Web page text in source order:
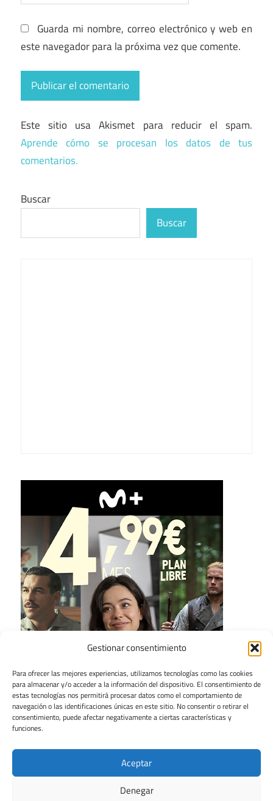
Gestionar consentimiento
Para ofrecer las mejores experiencias, utilizamos tecnologías como las cookies
para almacenar y/o acceder a la información del dispositivo. El consentimiento de
estas tecnologías nos permitirá procesar datos como el comportamiento de
navegación o las identificaciones únicas en este sitio. No consentir o retirar el
consentimiento, puede afectar negativamente a ciertas características y
funciones.
Aceptar
Denegar
Guarda mi nombre, correo electrónico y web en
este navegador para la próxima vez que comente.
Este sitio usa Akismet para reducir el spam.
Aprende cómo se procesan los datos de tus
comentarios.
Buscar
Buscar